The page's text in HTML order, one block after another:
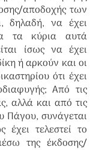
αποδοχής των
δηλαδή, να έχει
τα κύρια αυτά
ίσως να έχει
ή αρκούν και οι
ότι έχει
Από τις
αλλά και από τις
Πάγου, συνάγεται
έχει τελεστεί το
της έκδοσης/